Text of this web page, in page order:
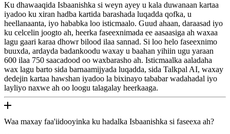
Ku dhawaaqida Isbaanishka si weyn ayey u kala duwanaan kartaa
iyadoo ku xiran hadba kartida barashada luqadda qofka, u
heellanaanta, iyo hababka loo isticmaalo. Guud ahaan, daraasad iyo
ku celcelin joogto ah, heerka faseexnimada ee aasaasiga ah waxaa
lagu gaari karaa dhowr bilood ilaa sannad. Si loo helo faseexnimo
buuxda, ardayda badankoodu waxay u baahan yihiin ugu yaraan
600 ilaa 750 saacadood oo waxbarasho ah. Isticmaalka aaladaha
wax lagu barto sida barnaamijyada luqadda, sida Talkpal AI, waxay
dedejin kartaa hawshan iyadoo la bixinayo tababar wadahadal iyo
layliyo naxwe ah oo loogu talagalay heerkaaga.
Waa maxay faa'iidooyinka ku hadalka Isbaanishka si faseexa ah?